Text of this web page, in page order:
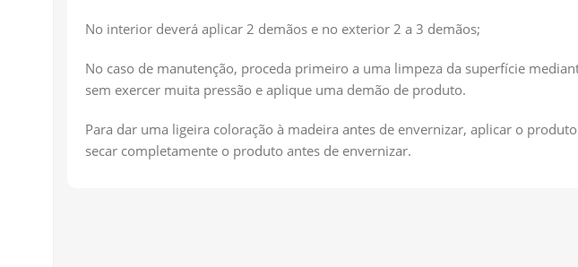
No interior deverá aplicar 2 demãos e no exterior 2 a 3 demãos;
No caso de manutenção, proceda primeiro a uma limpeza da superfície
sem exercer muita pressão e aplique uma demão de produto.
Para dar uma ligeira coloração à madeira antes de envernizar, aplicar o
secar completamente o produto antes de envernizar.